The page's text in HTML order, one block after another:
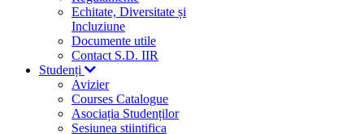
Echitate, Diversitate și
Incluziune
Documente utile
Contact S.D. IIR
Studenți
Avizier
Courses Catalogue
Asociația Studenților
Sesiunea stiintifica